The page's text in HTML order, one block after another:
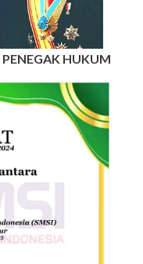
HUKUM